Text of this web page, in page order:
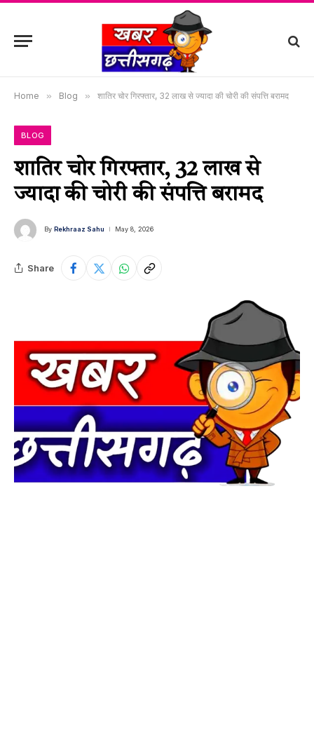
Home » Blog » शातिर चोर गिरफ्तार, 32 लाख से ज्यादा की चोरी की संपत्ति बरामद
BLOG
शातिर चोर गिरफ्तार, 32 लाख से
ज्यादा की चोरी की संपत्ति बरामद
By Rekhraaz Sahu May 8, 2026
Share